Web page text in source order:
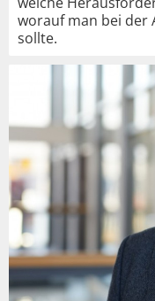
worauf man bei der
sollte.